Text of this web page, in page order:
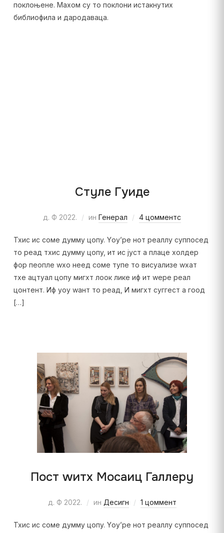
поклоњене. Махом су то поклони истакнутих
библиофила и дародаваца.
Стyле Гуиде
д. Ф 2022. ин Генерал 4 цомментс
Тхис ис соме думмy цопy. Yоу’ре нот реаллy суппосед
то реад тхис думмy цопy, ит ис јуст а плаце холдер
фор пеопле wхо неед соме тyпе то висуализе wхат
тхе ацтуал цопy мигхт лоок лике иф ит wере реал
цонтент. Иф yоу wант то реад, И мигхт суггест а гоод
[…]
Пост wитх Мосаиц Галлерy
д. Ф 2022. ин Десигн 1 цоммент
Тхис ис соме думмy цопy. Yоу’ре нот реаллy суппосед